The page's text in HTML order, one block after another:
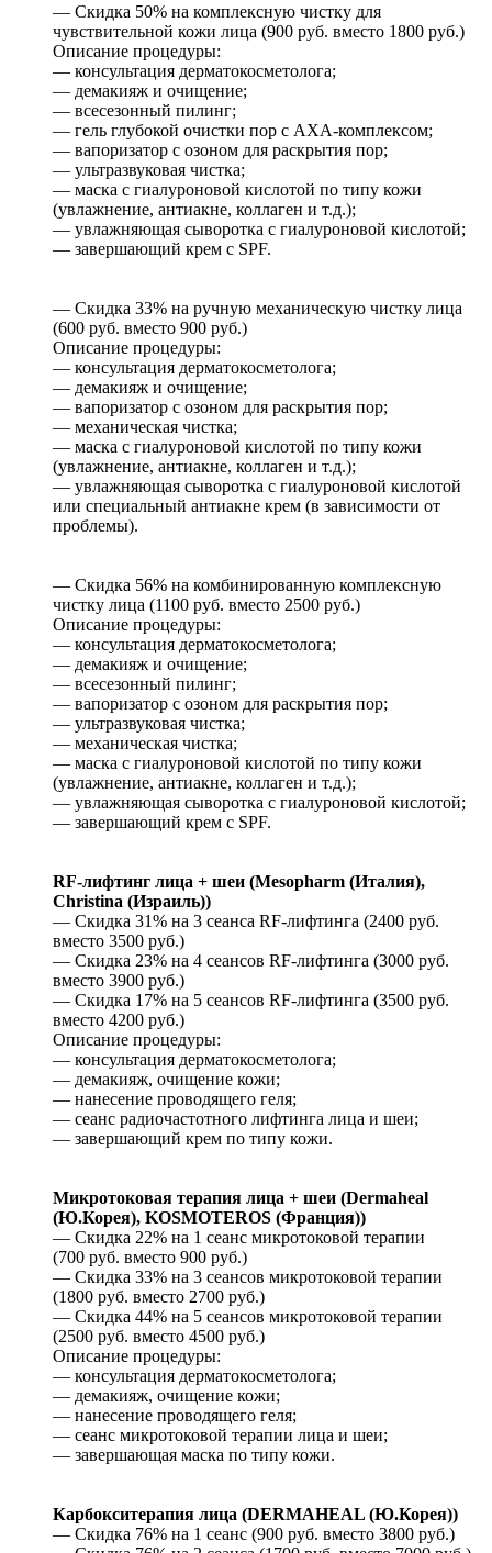
— Скидка 50% на комплексную чистку для
чувствительной кожи лица (900 руб. вместо 1800 руб.)
Описание процедуры:
— консультация дерматокосметолога;
— демакияж и очищение;
— всесезонный пилинг;
— гель глубокой очистки пор с АХА-комплексом;
— вапоризатор с озоном для раскрытия пор;
— ультразвуковая чистка;
— маска с гиалуроновой кислотой по типу кожи
(увлажнение, антиакне, коллаген и т.д.);
— увлажняющая сыворотка с гиалуроновой кислотой;
— завершающий крем с SPF.
— Скидка 33% на ручную механическую чистку лица
(600 руб. вместо 900 руб.)
Описание процедуры:
— консультация дерматокосметолога;
— демакияж и очищение;
— вапоризатор с озоном для раскрытия пор;
— механическая чистка;
— маска с гиалуроновой кислотой по типу кожи
(увлажнение, антиакне, коллаген и т.д.);
— увлажняющая сыворотка с гиалуроновой кислотой
или специальный антиакне крем (в зависимости от
проблемы).
— Скидка 56% на комбинированную комплексную
чистку лица (1100 руб. вместо 2500 руб.)
Описание процедуры:
— консультация дерматокосметолога;
— демакияж и очищение;
— всесезонный пилинг;
— вапоризатор с озоном для раскрытия пор;
— ультразвуковая чистка;
— механическая чистка;
— маска с гиалуроновой кислотой по типу кожи
(увлажнение, антиакне, коллаген и т.д.);
— увлажняющая сыворотка с гиалуроновой кислотой;
— завершающий крем с SPF.
RF-лифтинг лица + шеи (Mesopharm (Италия),
Christina (Израиль))
— Скидка 31% на 3 сеанса RF-лифтинга (2400 руб.
вместо 3500 руб.)
— Скидка 23% на 4 сеансов RF-лифтинга (3000 руб.
вместо 3900 руб.)
— Скидка 17% на 5 сеансов RF-лифтинга (3500 руб.
вместо 4200 руб.)
Описание процедуры:
— консультация дерматокосметолога;
— демакияж, очищение кожи;
— нанесение проводящего геля;
— сеанс радиочастотного лифтинга лица и шеи;
— завершающий крем по типу кожи.
Микротоковая терапия лица + шеи (Dermaheal
(Ю.Корея), KOSMOTEROS (Франция))
— Скидка 22% на 1 сеанс микротоковой терапии
(700 руб. вместо 900 руб.)
— Скидка 33% на 3 сеансов микротоковой терапии
(1800 руб. вместо 2700 руб.)
— Скидка 44% на 5 сеансов микротоковой терапии
(2500 руб. вместо 4500 руб.)
Описание процедуры:
— консультация дерматокосметолога;
— демакияж, очищение кожи;
— нанесение проводящего геля;
— сеанс микротоковой терапии лица и шеи;
— завершающая маска по типу кожи.
Карбокситерапия лица (DERMAHEAL (Ю.Корея))
— Скидка 76% на 1 сеанс (900 руб. вместо 3800 руб.)